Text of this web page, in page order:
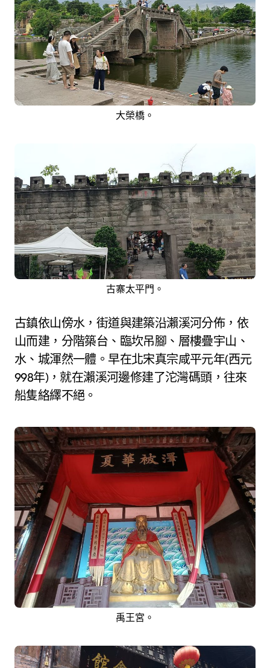
大榮橋。
古寨太平門。
古鎮依山傍水，街道與建築沿瀨溪河分佈，依
山而建，分階築台、臨坎吊腳、層樓疊宇山、
水、城渾然一體。早在北宋真宗咸平元年(西元
998年)，就在瀨溪河邊修建了沱灣碼頭，往來
船隻絡繹不絕。
禹王宮。